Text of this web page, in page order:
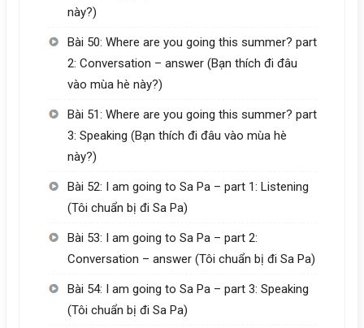
này?)
Bài 50: Where are you going this summer? part
2: Conversation – answer (Bạn thích đi đâu
vào mùa hè này?)
Bài 51: Where are you going this summer? part
3: Speaking (Bạn thích đi đâu vào mùa hè
này?)
Bài 52: I am going to Sa Pa – part 1: Listening
(Tôi chuẩn bị đi Sa Pa)
Bài 53: I am going to Sa Pa – part 2:
Conversation – answer (Tôi chuẩn bị đi Sa Pa)
Bài 54: I am going to Sa Pa – part 3: Speaking
(Tôi chuẩn bị đi Sa Pa)